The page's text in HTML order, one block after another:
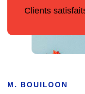
Clients
M. BOUILOON